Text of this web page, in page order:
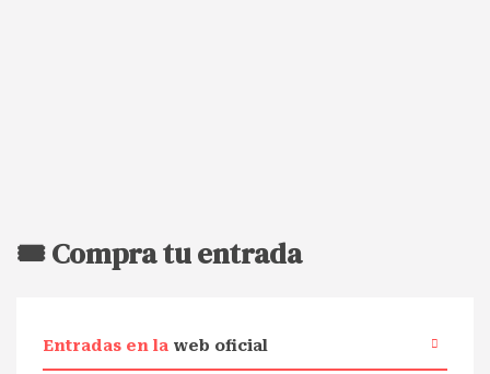
🎟️ Compra tu entrada
Entradas en la web oficial